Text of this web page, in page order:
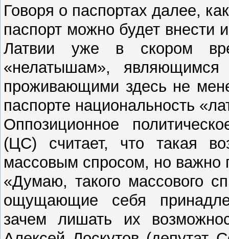
Говоря о паспортах далее,
паспорт можно будет
Латвии уже в скором
«нелатышам»,
проживающими здесь не
паспорте национальность
Оппозиционное
(ЦС) считает, что такая
массовым спросом, но важно
«Думаю, такого массового
ощущающие себя
зачем лишать их